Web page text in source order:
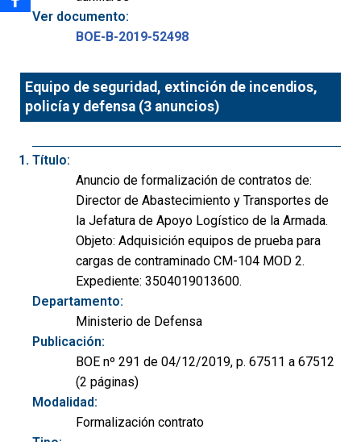
Ver documento:
BOE-B-2019-52498
Equipo de seguridad, extinción de incendios,
policía y defensa (3 anuncios)
Título:
Anuncio de formalización de contratos de:
Director de Abastecimiento y Transportes de
la Jefatura de Apoyo Logístico de la Armada.
Objeto: Adquisición equipos de prueba para
cargas de contraminado CM-104 MOD 2.
Expediente: 3504019013600.
Departamento:
Ministerio de Defensa
Publicación:
BOE nº 291 de 04/12/2019, p. 67511 a 67512
(2 páginas)
Modalidad:
Formalización contrato